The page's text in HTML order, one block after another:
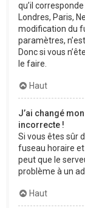
qu’il
Londres, Paris,
modification du
paramètres,
Donc si vous
le faire.
Haut
J’ai changé
incorrecte !
Si vous êtes sûr
fuseau horaire et
peut que le
problème à un
Haut